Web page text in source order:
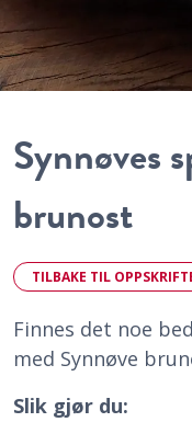
Synnøves
brunost
TILBAKE TIL
Finnes det noe
med Synnøve
Slik gjør du: